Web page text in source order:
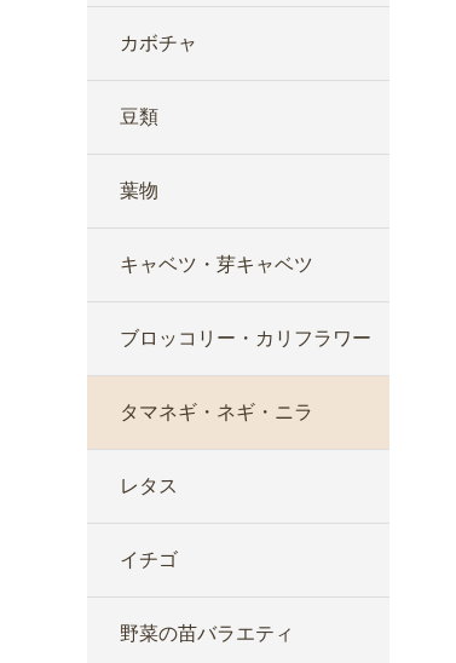
カボチャ
豆類
葉物
キャベツ・芽キャベツ
ブロッコリー・カリフラワー
タマネギ・ネギ・ニラ
レタス
イチゴ
野菜の苗バラエティ